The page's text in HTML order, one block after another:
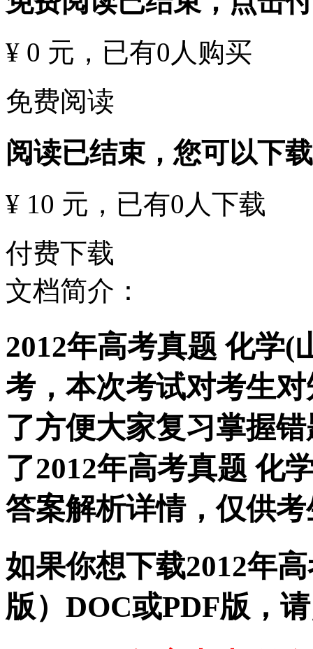
¥ 0 元 ，已有0 人购买
免费阅读
阅读已结束，您可以下
¥ 10 元 ，已有0 人下载
付费下载
文档简介：
2012年高考真题 化学(
考，本次考试对考生
了方便大家复习掌握
了2012年高考真题 化
答案解析详情，仅供
如果你想下载2012年
版）DOC或PDF版，